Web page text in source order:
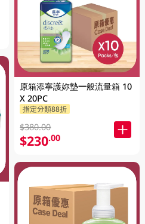
原箱添寧護妳墊一般流量箱 10
X 20PC
指定分類88折
$380.00
$230.00